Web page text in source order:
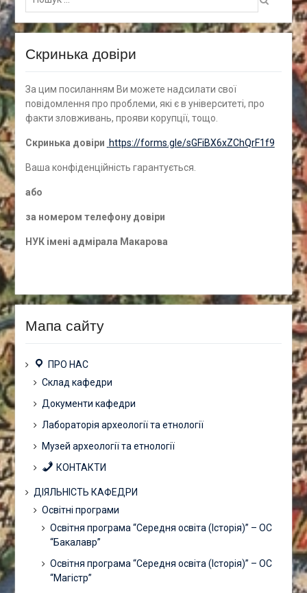
для:
Скринька довіри
За цим посиланням Ви можете надсилати свої
повідомлення про проблеми, які є в університеті, про
факти зловживань, прояви корупції, тощо.
Скринька довіри https://forms.gle/sGFiBX6xZChQrF1f9
Ваша конфіденційність гарантується.
або
за номером телефону довіри
НУК імені адмірала Макарова
Мапа сайту
ПРО НАС
Склад кафедри
Документи кафедри
Лабораторія археології та етнології
Музей археології та етнології
КОНТАКТИ
ДІЯЛЬНІСТЬ КАФЕДРИ
Освітні програми
Освітня програма “Середня освіта (Історія)” – ОС
“Бакалавр”
Освітня програма “Середня освіта (Історія)” – ОС
“Магістр”